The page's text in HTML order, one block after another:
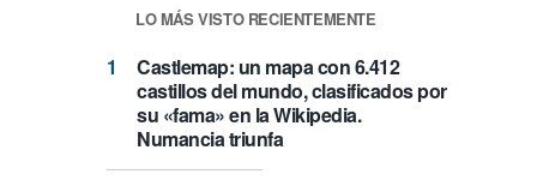
LO MÁS VISTO RECIENTEMENTE
Castlemap: un mapa con 6.412
castillos del mundo, clasificados por
su «fama» en la Wikipedia.
Numancia triunfa